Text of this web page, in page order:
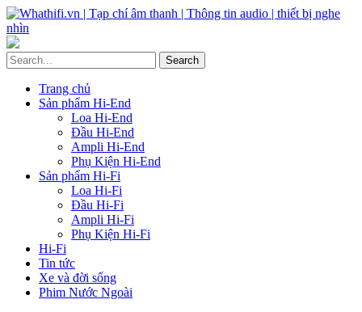
Trang chủ
Sản phẩm Hi-End
Loa Hi-End
Đầu Hi-End
Ampli Hi-End
Phụ Kiện Hi-End
Sản phẩm Hi-Fi
Loa Hi-Fi
Đầu Hi-Fi
Ampli Hi-Fi
Phụ Kiện Hi-Fi
Hi-Fi
Tin tức
Xe và đời sống
Phim Nước Ngoài